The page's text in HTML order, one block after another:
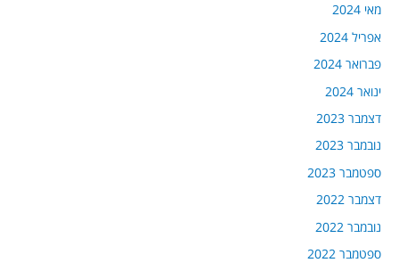
מאי 2024
אפריל 2024
פברואר 2024
ינואר 2024
דצמבר 2023
נובמבר 2023
ספטמבר 2023
דצמבר 2022
נובמבר 2022
ספטמבר 2022